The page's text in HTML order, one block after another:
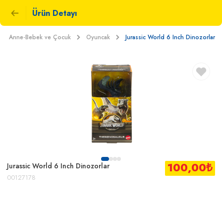
Ürün Detayı
Anne-Bebek ve Çocuk Oyuncak Jurassic World 6 Inch Dinozorlar
Jurassic World 6 Inch Dinozorlar
00127178
100,00₺